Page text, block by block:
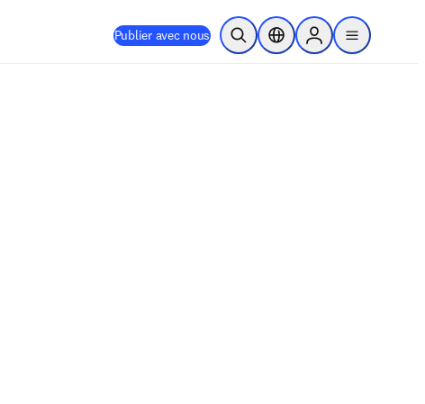
Publier avec nous Ouvrir la recherche
Sélecteur de localisation
Sign in to products
menu